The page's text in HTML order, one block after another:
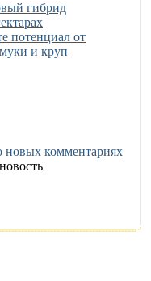
гибрид
потенциал от
и круп
новых комментариях